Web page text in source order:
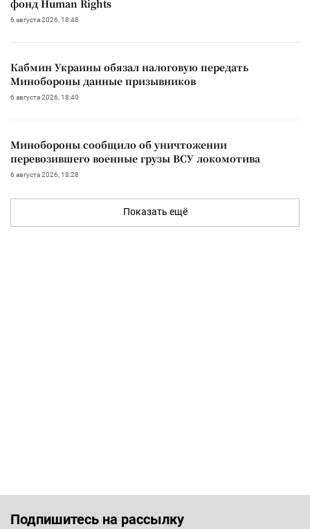
фонд Human Rights
6 августа 2026, 18:48
Кабмин Украины обязал налоговую передать
Минобороны данные призывников
6 августа 2026, 18:40
Минобороны сообщило об уничтожении
перевозившего военные грузы ВСУ локомотива
6 августа 2026, 18:28
Показать ещё
Подпишитесь на рассылку